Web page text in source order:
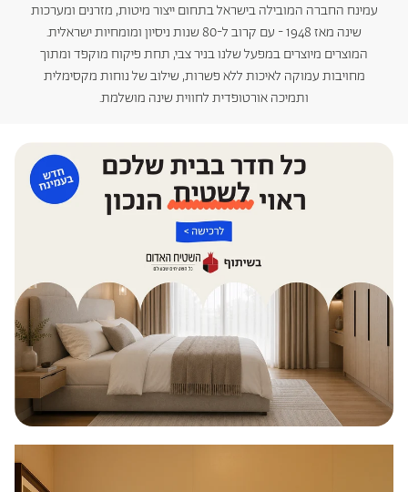
עמינח החברה המובילה בישראל בתחום ייצור מיטות, מזרנים ומערכות
שינה מאז 1948 - עם קרוב ל-80 שנות ניסיון ומומחיות ישראלית.
המוצרים מיוצרים במפעל שלנו בניר צבי, תחת פיקוח מוקפד ומתוך
מחויבות עמוקה לאיכות ללא פשרות, שילוב של נוחות מקסימלית
ותמיכה אורטופדית לחווית שינה מושלמת.